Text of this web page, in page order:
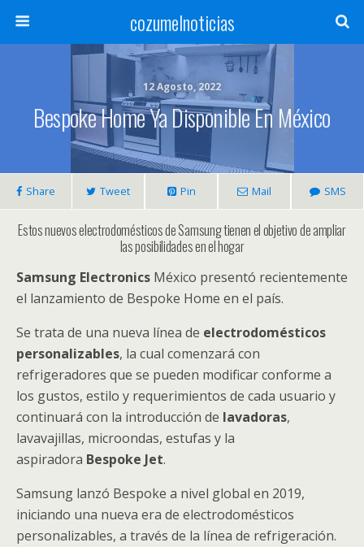
cozumelnoticias
12 Agosto, 2022
Bespoke Home Ya Disponible En México
Share Tweet Pin Mail SMS
Estos nuevos electrodomésticos de Samsung tienen el objetivo de ampliar
las posibilidades en el hogar
Samsung Electronics México presentó recientemente
el lanzamiento de Bespoke Home en el país.
Se trata de una nueva línea de electrodomésticos
personalizables, la cual comenzará con
refrigeradores que se pueden modificar conforme a
los gustos, estilo y requerimientos de cada usuario y
continuará con la introducción de lavadoras,
lavavajillas, microondas, estufas y la
aspiradora Bespoke Jet.
Samsung lanzó Bespoke a nivel global en 2019,
iniciando una nueva era de electrodomésticos
personalizables, a través de la línea de refrigeración.